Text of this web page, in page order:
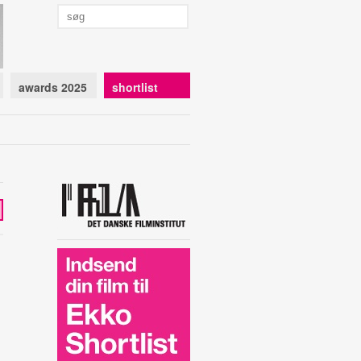
awards 2025 shortlist